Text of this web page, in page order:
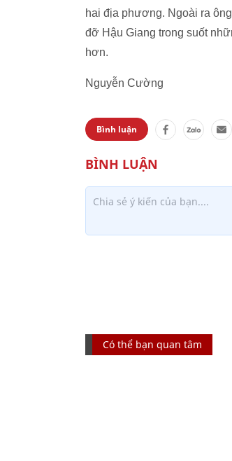
hai địa phương. Ngoài ra
đỡ Hậu Giang trong suốt
hơn.
Nguyễn Cường
Bình luận
Có thể bạn quan tâm